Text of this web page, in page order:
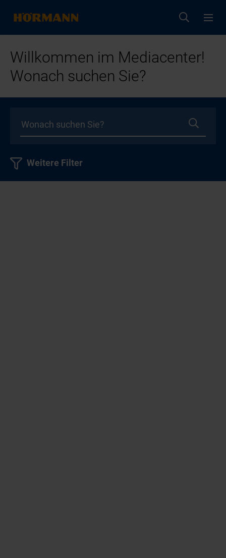
Willkommen im Mediacenter!
Wonach suchen Sie?
Weitere Filter